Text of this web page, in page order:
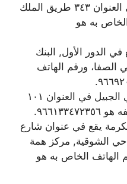
يقع الفرع الرئيسي في العنوان ٣٤٣ طريق الملك
به هو
الدور الأول, البنك
الصفا، ورقم الهاتف
ويقع مكتب الشركة في الجبيل في العنوان ١٠١
يقع في عنوان شارع
الشوقية, مركز همة
مكتب ١، ورقم الهاتف الخاص به هو